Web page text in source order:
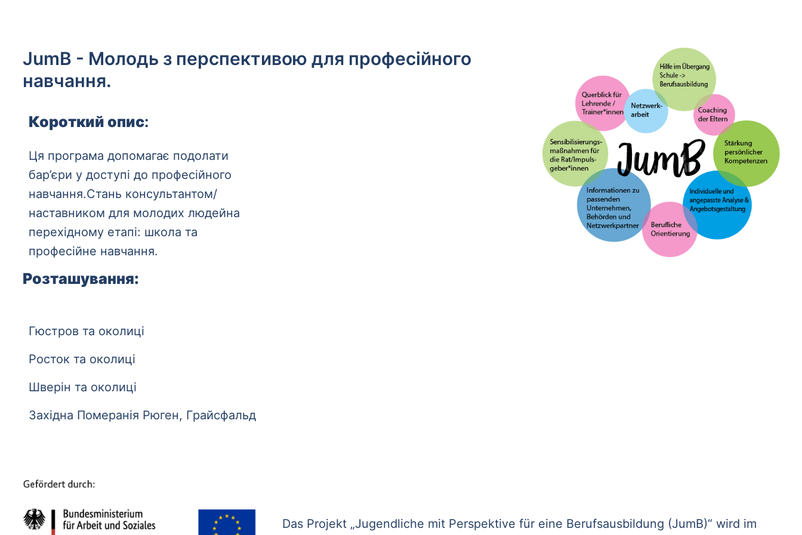
JumB - Молодь з перспективою для професійного
навчання.
Короткий опис:
Ця програма допомагає подолати
бар’єри у доступі до професійного
навчання.Стань консультантом/
наставником для молодих людейна
перехідному етапі: школа та
професійне навчання.
Розташування:
Гюстров та околиці
Росток та околиці
Шверін та околиці
Західна Померанія Рюген, Грайсфальд
Das Projekt „Jugendliche mit Perspektive für eine Berufsausbildung (JumB)“ wird im